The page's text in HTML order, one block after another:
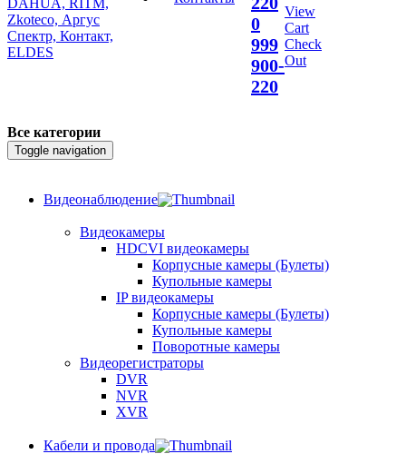
0
999
900-
220
View
Cart
Check
Out
Все категории
Toggle navigation
Видеонаблюдение
Видеокамеры
HDCVI видеокамеры
Корпусные камеры (Булеты)
Купольные камеры
IP видеокамеры
Корпусные камеры (Булеты)
Купольные камеры
Поворотные камеры
Видеорегистраторы
DVR
NVR
XVR
Кабели и провода